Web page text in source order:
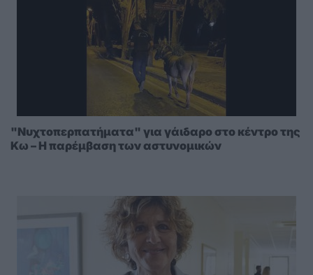
"Νυχτοπερπατήματα" για γάιδαρο στο κέντρο της
Κω – Η παρέμβαση των αστυνομικών